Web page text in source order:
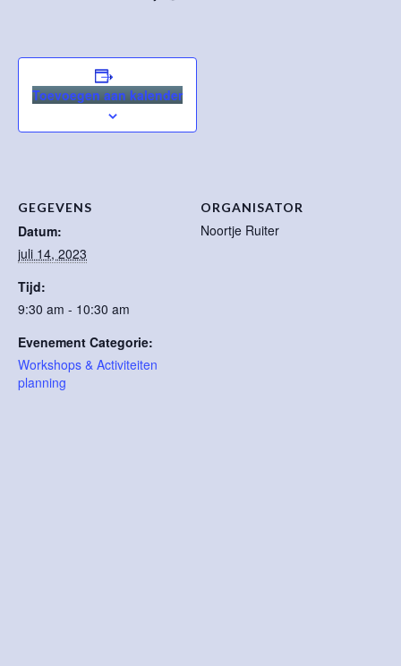
Toevoegen aan kalender
GEGEVENS
Datum:
juli 14, 2023
Tijd:
9:30 am - 10:30 am
Evenement Categorie:
Workshops & Activiteiten
planning
ORGANISATOR
Noortje Ruiter